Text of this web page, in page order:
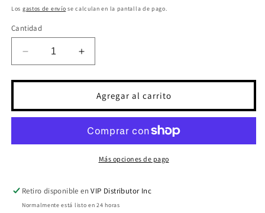
habitual
Los gastos de envío se calculan en la pantalla de pago.
Cantidad
Reducir
cantidad
para
Anti-
Yellow
Phase
Aumentar
cantidad
para
Linange
Anti-
Yellow
Bi-
Phase
250mL
Agregar al carrito
Más opciones de pago
Retiro disponible enVIP Distributor Inc
Normalmente está listo en 24 horas